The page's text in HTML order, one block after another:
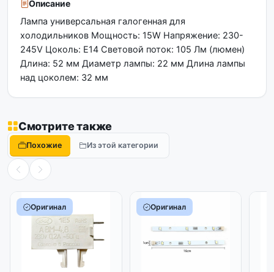
Описание
Лампа универсальная галогенная для
холодильников Мощность: 15W Напряжение: 230-
245V Цоколь: Е14 Световой поток: 105 Лм (люмен)
Длина: 52 мм Диаметр лампы: 22 мм Длина лампы
над цоколем: 32 мм
Смотрите также
Похожие Из этой категории
Оригинал Оригинал